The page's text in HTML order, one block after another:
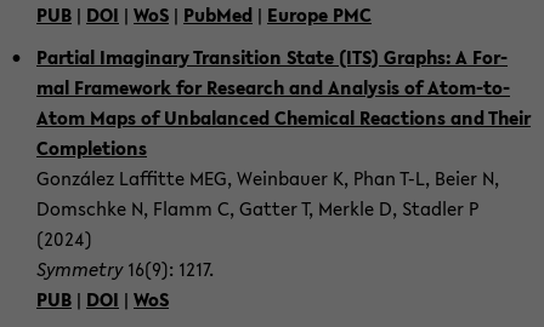
PUB | DOI | WoS | Pub­Med | Eu­ro­pe PMC
Par­ti­al Ima­gi­na­ry Tran­si­ti­on State (ITS) Graphs: A For­
mal Frame­work for Re­se­arch and Ana­ly­sis of Atom-​to-
Atom Maps of Un­ba­lan­ced Che­mi­cal Re­ac­tions and Their
Com­ple­ti­ons
González Laf­fit­te MEG, Wein­bau­er K, Phan T-L, Beier N,
Dom­schke N, Flamm C, Gat­ter T, Merk­le D, Stad­ler P
(2024)
Sym­me­try16(9): 1217.
PUB | DOI | WoS